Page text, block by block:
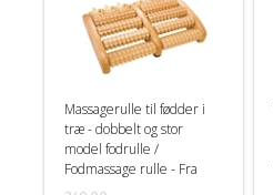
Massagerulle til fødder i
træ - dobbelt og stor
model fodrulle /
Fodmassage rulle - Fra
Croll & Denecke